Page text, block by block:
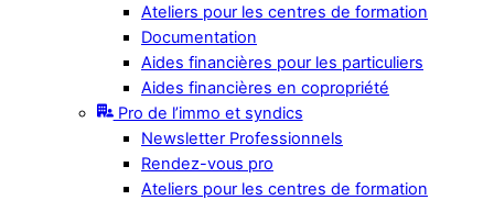
Ateliers pour les centres de formation
Documentation
Aides financières pour les particuliers
Aides financières en copropriété
Pro de l’immo et syndics
Newsletter Professionnels
Rendez-vous pro
Ateliers pour les centres de formation